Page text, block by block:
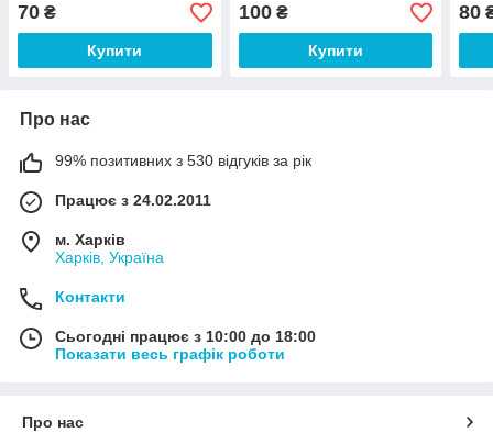
70 ₴
Купити
100₴
Купити
80
Про нас
99% позитивних з 530 відгуків за рік
Працює з 24.02.2011
м. Харків
Харків, Україна
Контакти
Сьогодні працює з 10:00 до 18:00
Показати весь графік роботи
Про нас